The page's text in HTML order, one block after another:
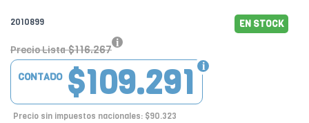
2010899 EN STOCK
Precio Lista $116.267
$109.291
CONTADO
Precio sin impuestos nacionales: $90.323